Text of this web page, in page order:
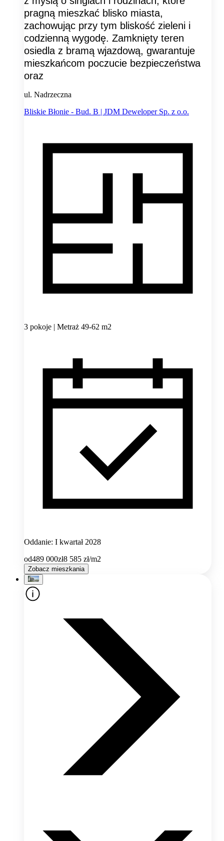
pragną mieszkać blisko miasta,
zachowując przy tym bliskość zieleni i
codzienną wygodę. Zamknięty teren
osiedla z bramą wjazdową, gwarantuje
mieszkańcom poczucie bezpieczeństwa
oraz
ul. Nadrzeczna
Bliskie Błonie - Bud. B | JDM Deweloper Sp. z o.o.
3 pokoje | Metraż 49-62 m2
Oddanie: I kwartał 2028
od489 000zł8 585 zł/m2
Zobacz mieszkania